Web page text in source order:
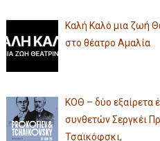
Καλή Καλό μια ζωή
στο θέατρο Αμαλία
ΚΟΘ – δύο
συνθετών Σεργκέι
Τσαϊκόφσκι,